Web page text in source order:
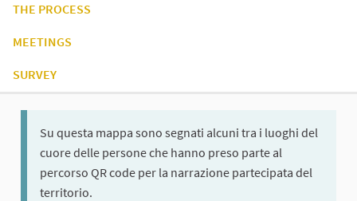
THE PROCESS
MEETINGS
SURVEY
Su questa mappa sono segnati alcuni tra i luoghi del
cuore delle persone che hanno preso parte al
percorso QR code per la narrazione partecipata del
territorio.